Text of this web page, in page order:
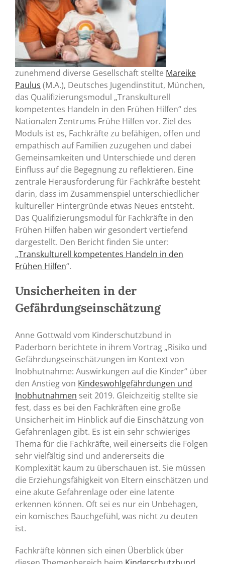
zunehmend diverse Gesellschaft stellte Mareike
Paulus (M.A.), Deutsches Jugendinstitut, München,
das Qualifizierungsmodul „Transkulturell
kompetentes Handeln in den Frühen Hilfen“ des
Nationalen Zentrums Frühe Hilfen vor. Ziel des
Moduls ist es, Fachkräfte zu befähigen, offen und
empathisch auf Familien zuzugehen und dabei
Gemeinsamkeiten und Unterschiede und deren
Einfluss auf die Begegnung zu reflektieren. Eine
zentrale Herausforderung für Fachkräfte besteht
darin, dass im Zusammenspiel unterschiedlicher
kultureller Hintergründe etwas Neues entsteht.
Das Qualifizierungsmodul für Fachkräfte in den
Frühen Hilfen haben wir gesondert vertiefend
dargestellt. Den Bericht finden Sie unter:
„Transkulturell kompetentes Handeln in den
Frühen Hilfen“.
Unsicherheiten in der
Gefährdungseinschätzung
Anne Gottwald vom Kinderschutzbund in
Paderborn berichtete in ihrem Vortrag „Risiko und
Gefährdungseinschätzungen im Kontext von
Inobhutnahme: Auswirkungen auf die Kinder“ über
den Anstieg von Kindeswohlgefährdungen und
Inobhutnahmen seit 2019. Gleichzeitig stellte sie
fest, dass es bei den Fachkräften eine große
Unsicherheit im Hinblick auf die Einschätzung von
Gefahrenlagen gibt. Es ist ein sehr schwieriges
Thema für die Fachkräfte, weil einerseits die Folgen
sehr vielfältig sind und andererseits die
Komplexität kaum zu überschauen ist. Sie müssen
die Erziehungsfähigkeit von Eltern einschätzen und
eine akute Gefahrenlage oder eine latente
erkennen können. Oft sei es nur ein Unbehagen,
ein komisches Bauchgefühl, was nicht zu deuten
ist.
Fachkräfte können sich einen Überblick über